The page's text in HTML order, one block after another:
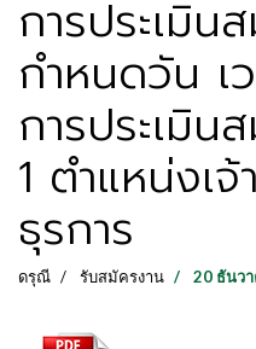
การประเมิน
กำหนดวัน เ
การประเมิน
1 ตำแหน่งเ
ธุรการ
ดรุณี รับสมัครงาน 20 ธันว